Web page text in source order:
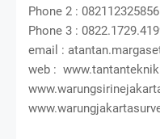
Phone 2 : 082112325856
Phone 3 :
email :
web :